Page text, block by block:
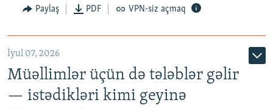
Paylaş PDF VPN-siz açmaq
İyul 07, 2026
Müəllimlər üçün də tələblər gəlir
— istədikləri kimi geyinə